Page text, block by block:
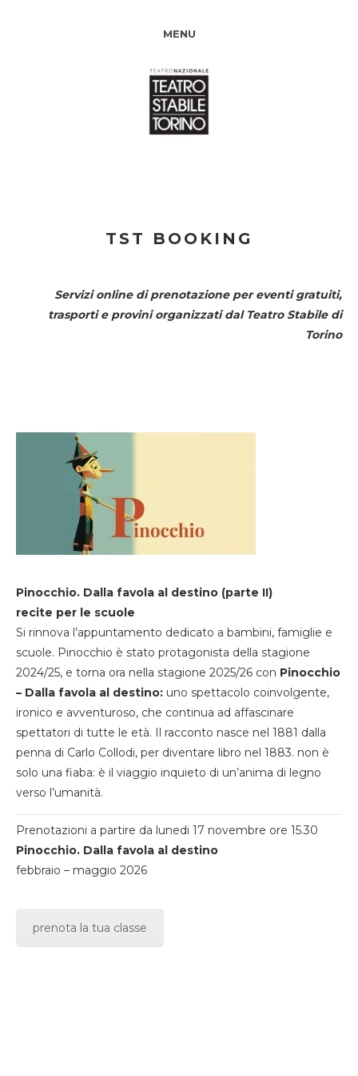
MENU
TST BOOKING
Servizi online di prenotazione per eventi gratuiti,
trasporti e provini organizzati dal Teatro Stabile di
Torino
Pinocchio. Dalla favola al destino (parte II)
recite per le scuole
Si rinnova l’appuntamento dedicato a bambini, famiglie e
scuole. Pinocchio è stato protagonista della stagione
2024/25, e torna ora nella stagione 2025/26 con Pinocchio
– Dalla favola al destino: uno spettacolo coinvolgente,
ironico e avventuroso, che continua ad affascinare
spettatori di tutte le età. Il racconto nasce nel 1881 dalla
penna di Carlo Collodi, per diventare libro nel 1883. non è
solo una fiaba: è il viaggio inquieto di un’anima di legno
verso l’umanità.
Prenotazioni a partire da lunedi 17 novembre ore 15.30
Pinocchio. Dalla favola al destino
febbraio – maggio 2026
prenota la tua classe